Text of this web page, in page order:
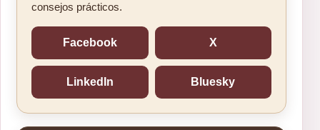
consejos prácticos.
Facebook X
LinkedIn Bluesky